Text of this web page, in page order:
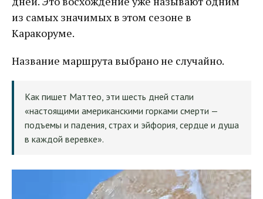
из самых значимых в этом сезоне в
Каракоруме.
Название маршрута выбрано не случайно.
Как пишет Маттео, эти шесть дней стали
«настоящими американскими горками смерти —
подъемы и падения, страх и эйфория, сердце и душа
в каждой веревке».